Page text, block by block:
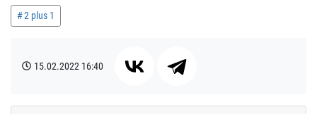
2 plus 1
15.02.2022 16:40